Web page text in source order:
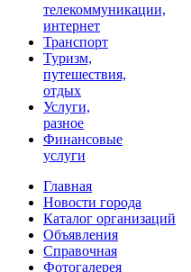
телекоммуникации,
интернет
Транспорт
Туризм,
путешествия,
отдых
Услуги,
разное
Финансовые
услуги
Главная
Новости города
Каталог организаций
Объявления
Справочная
Фотогалерея